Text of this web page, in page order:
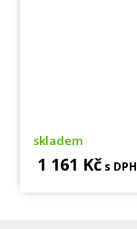
skladem
1 161 Kč s DPH